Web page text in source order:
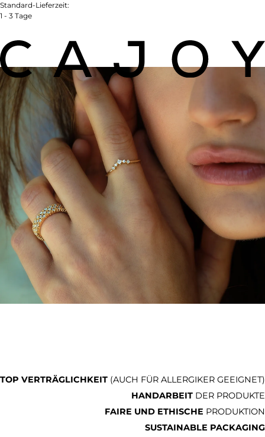
Standard-Lieferzeit:
1 - 3 Tage
TOP VERTRÄGLICHKEIT (AUCH FÜR ALLERGIKER GEEIGNET)
HANDARBEIT DER PRODUKTE
FAIRE UND ETHISCHE PRODUKTION
SUSTAINABLE PACKAGING